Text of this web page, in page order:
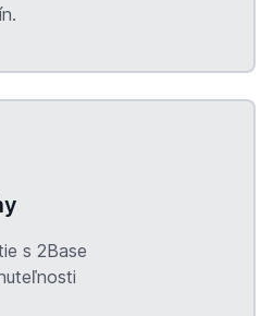
s 2Base